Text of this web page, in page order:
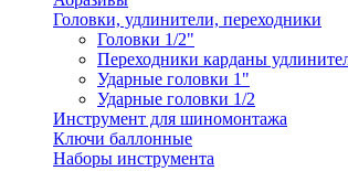
Головки, удлинители, переходники
Головки 1/2"
Переходники карданы
Ударные головки 1"
Ударные головки 1/2
Инструмент для шиномонтажа
Ключи баллонные
Наборы инструмента